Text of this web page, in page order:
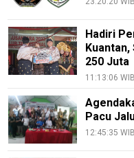
Hadiri
250 Juta
11:13:06 WIB
Pacu
12:45:35 WIB
Rohul
Nusapos
Karir
pendidikan
Kode
Etik
Internal